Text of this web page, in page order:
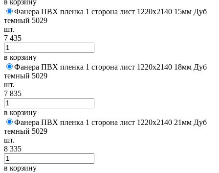
в корзину
Фанера ПВХ пленка 1 сторона лист 1220х2140 15мм Дуб
темный 5029
шт.
7 435
в корзину
Фанера ПВХ пленка 1 сторона лист 1220х2140 18мм Дуб
темный 5029
шт.
7 835
в корзину
Фанера ПВХ пленка 1 сторона лист 1220х2140 21мм Дуб
темный 5029
шт.
8 335
в корзину